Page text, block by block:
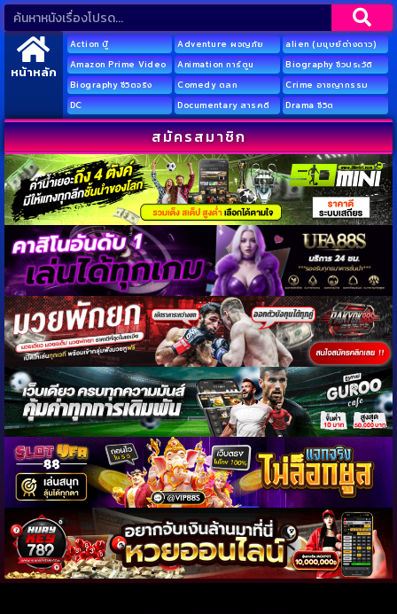
หน้าหลัก
Action บู๊ Adventure ผจญภัย
alien (มนุษย์ต่างดาว)
Amazon Prime Video
Animation การ์ตูน
Biography ชีวประวัติ
Biography ชีวิตจริง
Comedy ตลก
Crime อาชญากรรม
DC
Documentary สารคดี Drama ชีวิต
สมัครสมาชิก